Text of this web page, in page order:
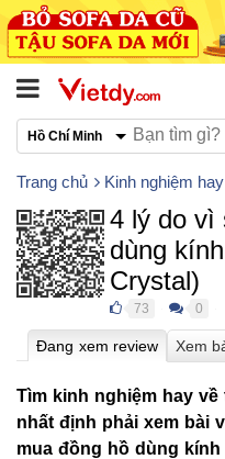
Hồ Chí Minh
Trang chủ Kinh nghiệm hay
4 lý do vì
dùng
Crystal)
73 0
Tìm kinh nghiệm hay về
nhất định phải xem bài
mua đồng hồ dùng